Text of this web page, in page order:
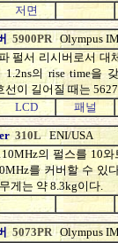
저면
5900PR Olympus
펄서 리시버로서 대
의 rise time을
선이 길어질 때는
LCD 패널
310L ENI/USA
의 펄스를 10
를 커버할 수 있
게는 약 8.3kg이다.
5073PR Olympus